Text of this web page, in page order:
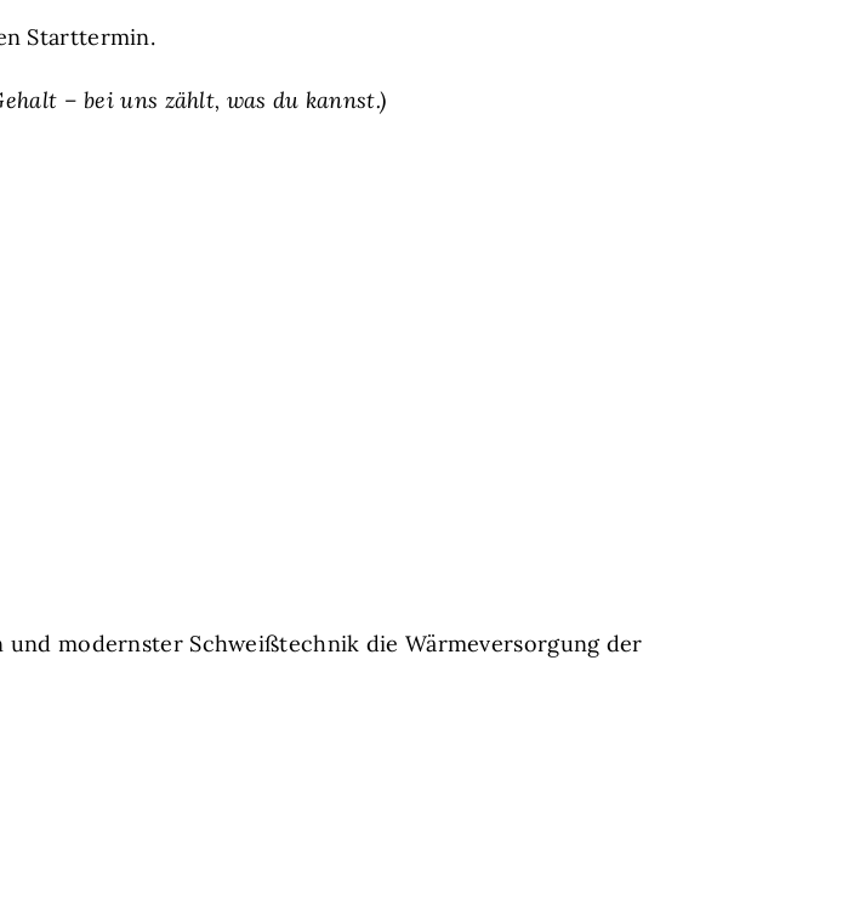
Starttermin.
– bei uns zählt, was du kannst.)
modernster Schweißtechnik die Wärmeversorgung der